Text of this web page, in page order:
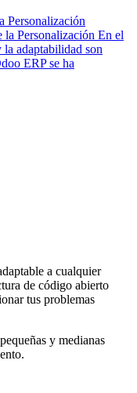
Personalización
Personalización En el
adaptabilidad son
ERP se ha
a cualquier
de código abierto
tus problemas
y medianas